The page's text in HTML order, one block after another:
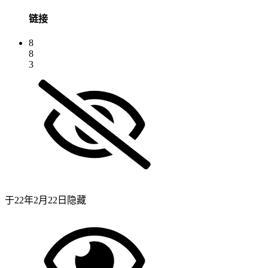
链接
8
8
3
于22年2月22日 隐藏